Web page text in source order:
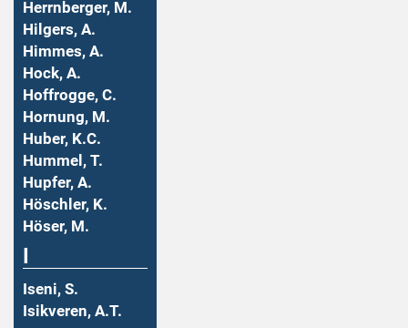
Herrnberger, M.
Hilgers, A.
Himmes, A.
Hock, A.
Hoffrogge, C.
Hornung, M.
Huber, K.C.
Hummel, T.
Hupfer, A.
Höschler, K.
Höser, M.
Iseni, S.
Isikveren, A.T.